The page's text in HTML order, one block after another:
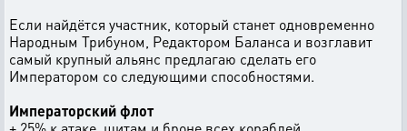
Если найдётся участник, который станет одновременно
Народным Трибуном, Редактором Баланса и возглавит
самый крупный альянс предлагаю сделать его
Императором со следующими способностями.
Императорский флот